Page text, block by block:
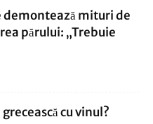
demontează mituri de
părului: „Trebuie
cu vinul?